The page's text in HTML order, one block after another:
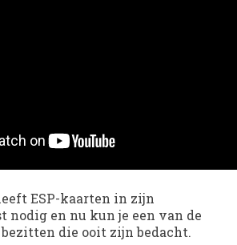
ESP-kaarten in zijn
nodig en nu kun je een van de
bezitten die ooit zijn bedacht.